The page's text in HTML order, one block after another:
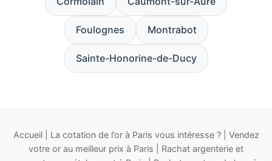
Foulognes Montrabot
Sainte-Honorine-de-Ducy
Accueil| La cotation de l’or à Paris vous intéresse ?| Vendez
votre or au meilleur prix à Paris
Rachat argenterie et